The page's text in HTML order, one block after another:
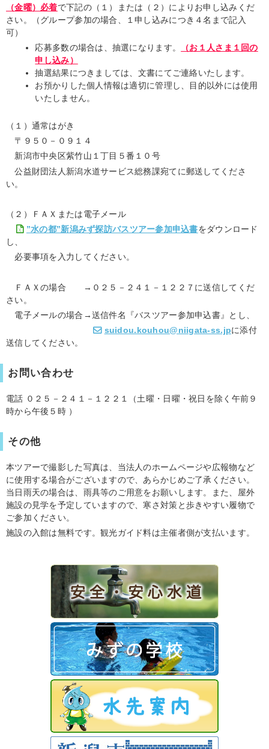
（金曜） 必着で下記の（１）または（２）によりお申し込みくだ
さい。（グループ参加の場合、１申し込みにつき４名まで記入
可）
応募多数の場合は、抽選になります。
（お１人さま１回の
申し込み）
抽選結果につきましては、文書にてご連絡いたします。
お預かりした個人情報は適切に管理し、目的以外には使用
いたしません。
（１）通常はがき
〒９５０－０９１４
新潟市中央区紫竹山１丁目５番１０号
公益財団法人新潟水道サービス総務課宛てに郵送してくださ
い。
（２）ＦＡＸまたは電子メール
”水の都”新潟みず探訪バスツアー参加申込書をダウンロード
し、
必要事項を入力してください。
ＦＡＸの場合 →０２５－２４１－１２２７に送信してくだ
さい。
電子メールの場合→送信件名『バスツアー参加申込書』とし、
suidou.kouhou@niigata-ss.jpに添付
送信してください。
お問い合わせ
電話 ０２５－２４１－１２２１（土曜・日曜・祝日を除く午前９
時から午後５時 ）
その他
本ツアーで撮影した写真は、当法人のホームページや広報物など
に使用する場合がございますので、あらかじめご了承ください。
当日雨天の場合は、雨具等のご用意をお願いします。また、屋外
施設の見学を予定していますので、寒さ対策と歩きやすい履物で
ご参加ください。
施設の入館は無料です。観光ガイド料は主催者側が支払います。